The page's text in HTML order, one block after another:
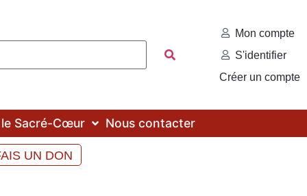
Mon compte
S'identifier
Créer un compte
le Sacré-Cœur Nous contacter
UN DON